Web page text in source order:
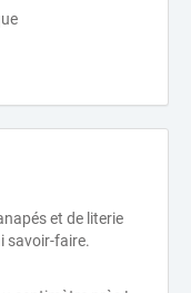
et de literie
savoir-faire.